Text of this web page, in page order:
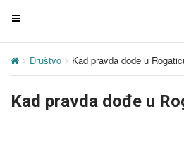
T
g
e
Društvo Kad pravda dođe u
Kad pravda dođe u